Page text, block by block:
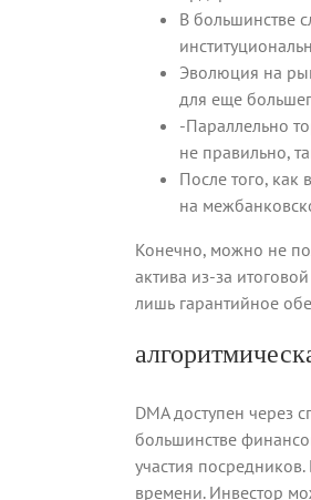
В большинстве
Эволюция на
для еще
-Параллельно
не правильно,
После того,
на
Конечно, можно не
актива из-за
лишь гарантийное
DMA доступен
большинстве
участия
времени. Инвестор